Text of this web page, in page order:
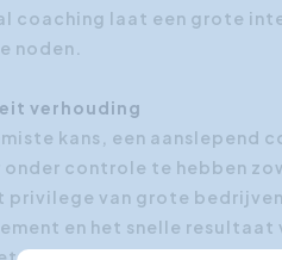
coaching laat een grote
noden.
verhouding
kans, een aanslepend
controle te hebben
privilege van grote
en het snelle